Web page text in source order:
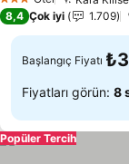
3 Yıldız
8,4 Çok iyi 1.709
Başlangıç Fiyatı
Fiyatları görün: 8
Popüler Tercih